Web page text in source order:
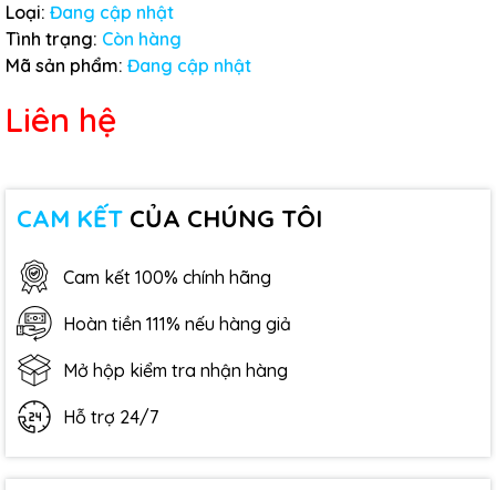
Loại: Đang cập nhật
Tình trạng: Còn hàng
Mã sản phẩm: Đang cập nhật
Liên hệ
CAM KẾT CỦA CHÚNG TÔI
Cam kết 100% chính hãng
Hoàn tiền 111% nếu hàng giả
Mở hộp kiểm tra nhận hàng
Hỗ trợ 24/7